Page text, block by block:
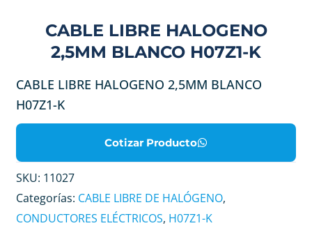
CABLE LIBRE HALOGENO
2,5MM BLANCO H07Z1-K
CABLE LIBRE HALOGENO 2,5MM BLANCO
H07Z1-K
Cotizar Producto
SKU: 11027
Categorías: CABLE LIBRE DE HALÓGENO,
CONDUCTORES ELÉCTRICOS, H07Z1-K